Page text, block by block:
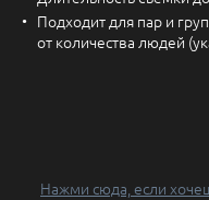
Подходит для пар и
от количества людей
Нажми сюда, если